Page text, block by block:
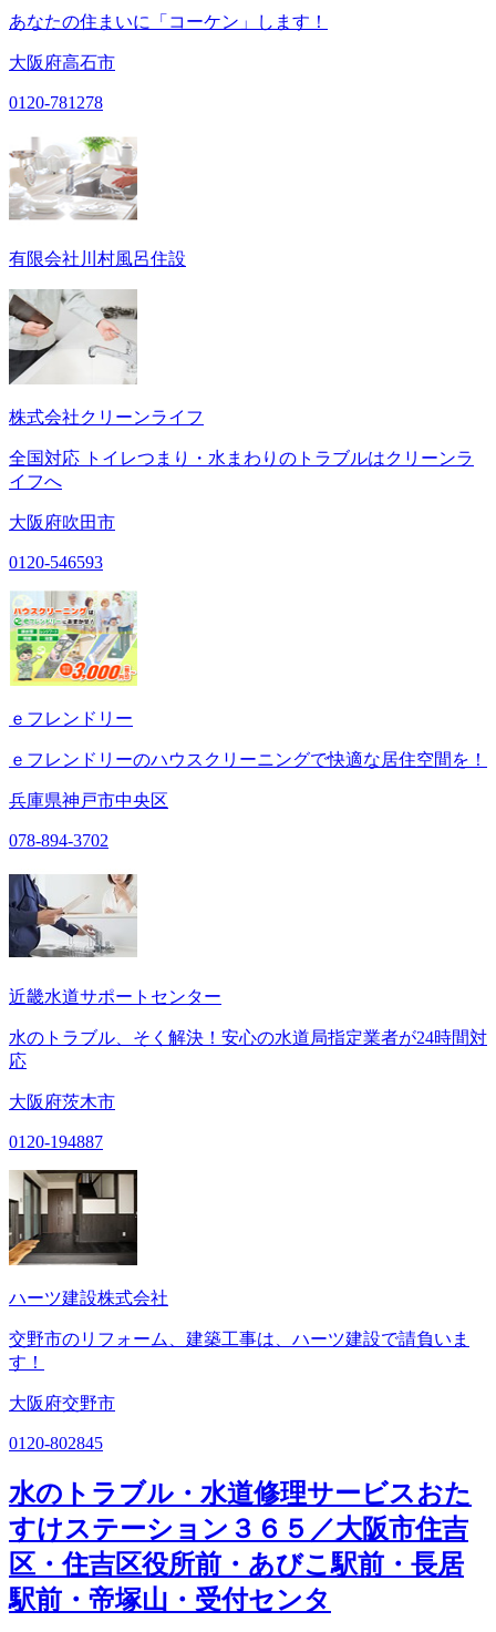
あなたの住まいに「コーケン」します！
大阪府高石市
0120-781278
有限会社川村風呂住設
株式会社クリーンライフ
全国対応 トイレつまり・水まわりのトラブルはクリーンラ
イフへ
大阪府吹田市
0120-546593
ｅフレンドリー
ｅフレンドリーのハウスクリーニングで快適な居住空間を！
兵庫県神戸市中央区
078-894-3702
近畿水道サポートセンター
水のトラブル、そく解決！安心の水道局指定業者が24時間対
応
大阪府茨木市
0120-194887
ハーツ建設株式会社
交野市のリフォーム、建築工事は、ハーツ建設で請負いま
す！
大阪府交野市
0120-802845
水のトラブル・水道修理サービスおた
すけステーション３６５／大阪市住吉
区・住吉区役所前・あびこ駅前・長居
駅前・帝塚山・受付センタ